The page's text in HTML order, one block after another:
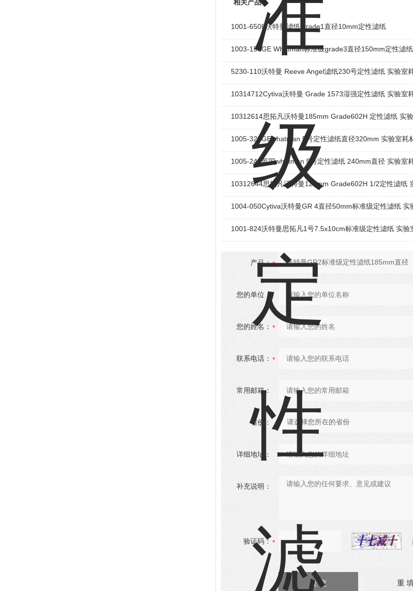
相关产品
1001-6508沃特曼滤纸Grade1直径10mm定性滤纸
1003-150GE Whatman标准级grade3直径150mm定性滤
5230-110沃特曼 Reeve Angel滤纸230号定性滤纸 实验室
10314712Cytiva沃特曼 Grade 1573湿强定性滤纸 实验室
10312614思拓凡沃特曼185mm Grade602H 定性滤纸 实
1005-320GEwhatman 5号定性滤纸直径320mm 实验室耗
1005-240英国whatman 5号定性滤纸 240mm直径 实验室
10312644思拓凡沃特曼125mm Grade602H 1/2定性滤纸
1004-050Cytiva沃特曼GR 4直径50mm标准级定性滤纸 实
1001-824沃特曼思拓凡1号7.5x10cm标准级定性滤纸 实验
产品：
您的单位：
您的姓名：
联系电话：
常用邮箱：
省份：
详细地址：
补充说明：
验证码：